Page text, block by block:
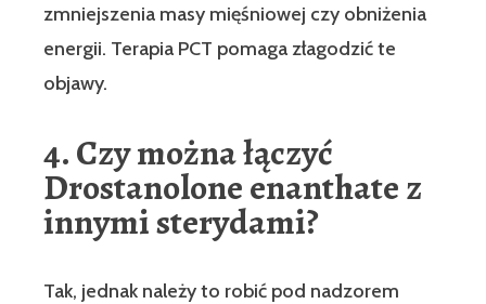
zmniejszenia masy mięśniowej czy obniżenia
energii. Terapia PCT pomaga złagodzić te
objawy.
4. Czy można łączyć
Drostanolone enanthate z
innymi sterydami?
Tak, jednak należy to robić pod nadzorem